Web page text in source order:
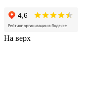
На верх